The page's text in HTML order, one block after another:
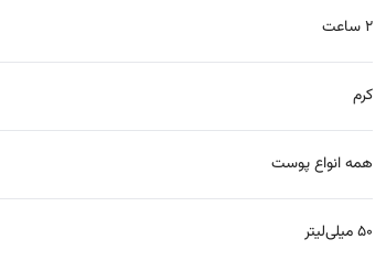
2 ساعت
کرم
همه انواع پوست
50 میلی‌لیتر